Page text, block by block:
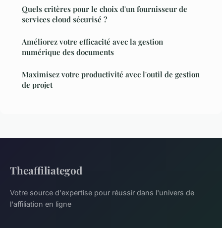
Quels critères pour le choix d'un fournisseur de
services cloud sécurisé ?
Améliorez votre efficacité avec la gestion
numérique des documents
Maximisez votre productivité avec l'outil de gestion
de projet
Theaffiliategod
Votre source d'expertise pour réussir dans l'univers de
l'affiliation en ligne